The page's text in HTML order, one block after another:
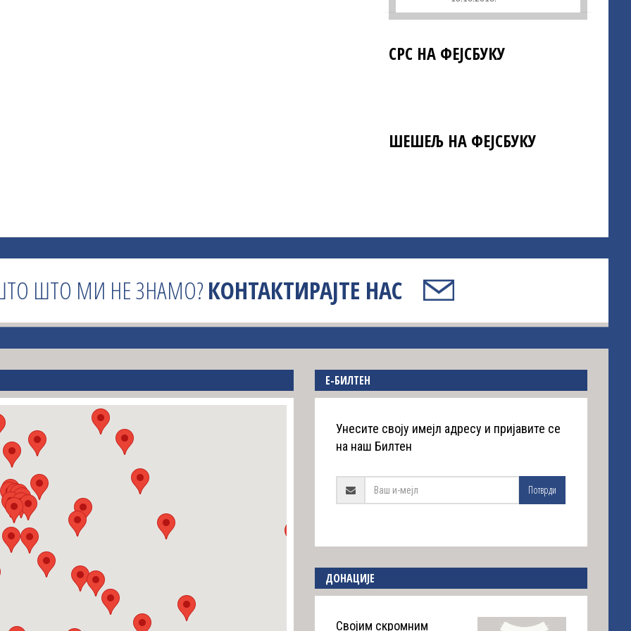
СРС НА ФЕЈСБУКУ
ШЕШЕЉ НА ФЕЈСБУКУ
ШТО МИ НЕ ЗНАМО?КОНТАКТИРАЈТЕ НАС
E-БИЛТЕН
Унесите своју имејл адресу и пријавите се
на наш Билтен
Потврди
ДОНАЦИЈЕ
Својим скромним